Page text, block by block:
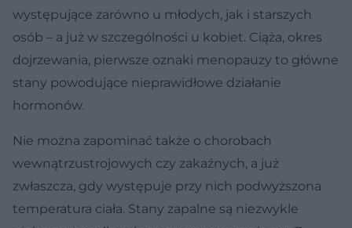
występujące zarówno u młodych, jak i starszych
osób – a już w szczególności u kobiet. Ciąża, okres
dojrzewania, pierwsze oznaki menopauzy to główne
stany powodujące nieprawidłowe działanie
hormonów.
Nie można zapominać także o chorobach
wewnątrzustrojowych czy zakaźnych, a już
zwłaszcza, gdy występuje przy nich podwyższona
temperatura ciała. Stany zapalne są niezwykle